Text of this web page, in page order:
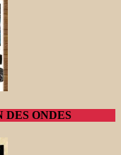
DES ONDES